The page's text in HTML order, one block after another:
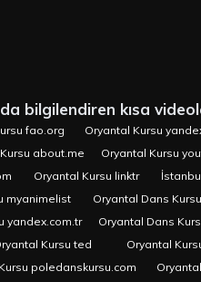
bilgilendiren kısa
fao.org Oryantal Kursu
about.me Oryantal Kursu
Oryantal Kursu linktr
myanimelist Oryantal Dans
yandex.com.tr Oryantal Dans
Kursu ted Oryantal
poledanskursu.com